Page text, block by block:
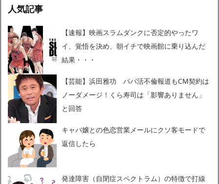
人気記事
【速報】映画スラムダンクに否定的やったワ
イ、覚悟を決め、朝イチで映画館に乗り込んだ
結果・・・
【芸能】浜田雅功 パパ活不倫報道もCM契約は
ノーダメージ！くら寿司は「影響ありません」
と回答
キャバ嬢との色恋営業メールにクソ客モードで
返信したら
発達障害（自閉症スペクトラム）の特徴で打線